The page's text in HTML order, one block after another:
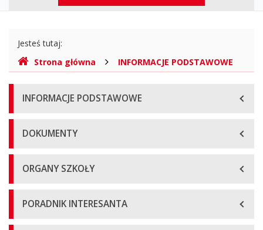
Gdzie
jesteśmy
Jesteś tutaj:
Strona główna
INFORMACJE PODSTAWOWE
Menu
główne
INFORMACJE PODSTAWOWE
DOKUMENTY
ORGANY SZKOŁY
PORADNIK INTERESANTA